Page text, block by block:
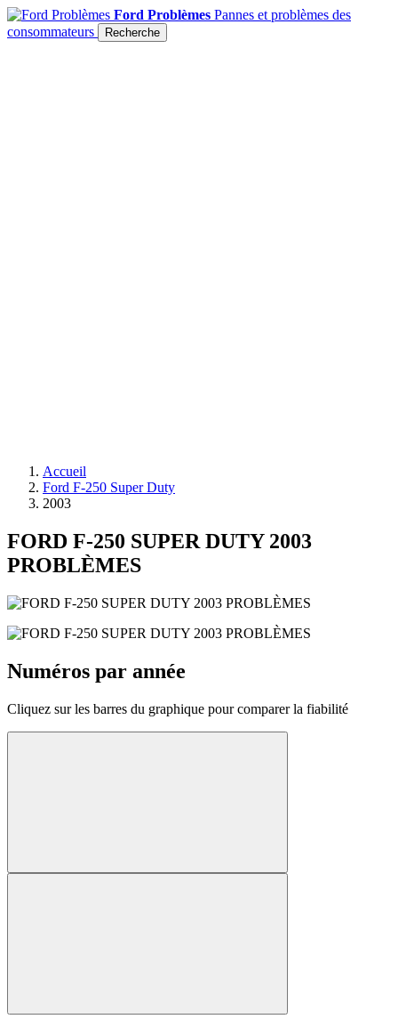
Ford Problèmes Pannes et problèmes des
consommateurs
Recherche
Accueil
Ford F-250 Super Duty
2003
FORD F-250 SUPER DUTY 2003
PROBLÈMES
Numéros par année
Cliquez sur les barres du graphique pour comparer la fiabilité